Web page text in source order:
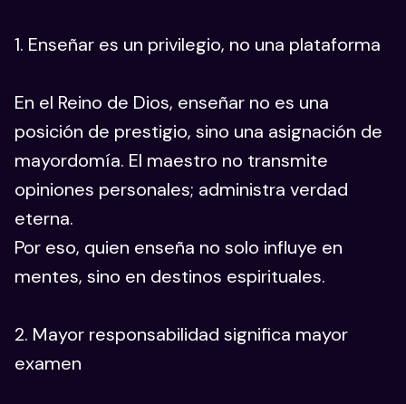
1. Enseñar es un privilegio, no una plataforma
En el Reino de Dios, enseñar no es una
posición de prestigio, sino una asignación de
mayordomía. El maestro no transmite
opiniones personales; administra verdad
eterna.
Por eso, quien enseña no solo influye en
mentes, sino en destinos espirituales.
2. Mayor responsabilidad significa mayor
examen